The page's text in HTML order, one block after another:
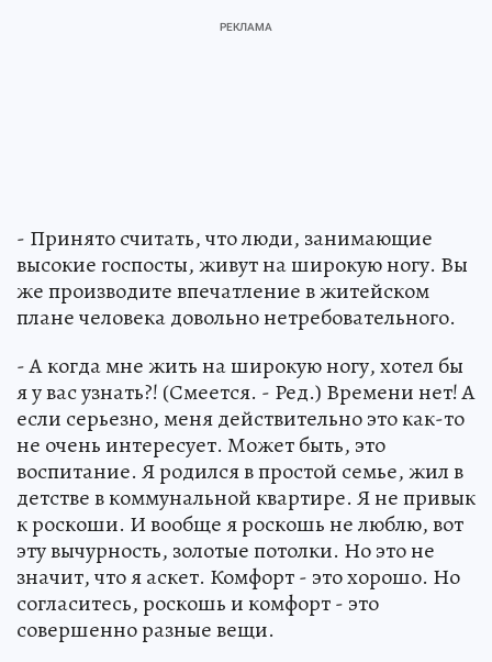
- Принято считать, что люди, занимающие
высокие госпосты, живут на широкую ногу. Вы
же производите впечатление в житейском
плане человека довольно нетребовательного.
- А когда мне жить на широкую ногу, хотел бы
я у вас узнать?! (Смеется. - Ред.) Времени нет! А
если серьезно, меня действительно это как-то
не очень интересует. Может быть, это
воспитание. Я родился в простой семье, жил в
детстве в коммунальной квартире. Я не привык
к роскоши. И вообще я роскошь не люблю, вот
эту вычурность, золотые потолки. Но это не
значит, что я аскет. Комфорт - это хорошо. Но
согласитесь, роскошь и комфорт - это
совершенно разные вещи.